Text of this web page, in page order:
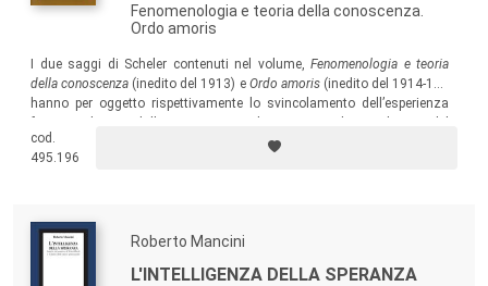
Fenomenologia e teoria della conoscenza.
Ordo amoris
I due saggi di Scheler contenuti nel volume, Fenomenologia e teoria
della conoscenza (inedito del 1913) e Ordo amoris(inedito del 1914-16),
hanno per oggetto rispettivamente lo svincolamento dell’esperienza
vissuto nell’emozionale, altrettanto rigorosa di quella che governa
l’astronomia matematica.
cod.
495.196
Roberto Mancini
L'INTELLIGENZA DELLA SPERANZA